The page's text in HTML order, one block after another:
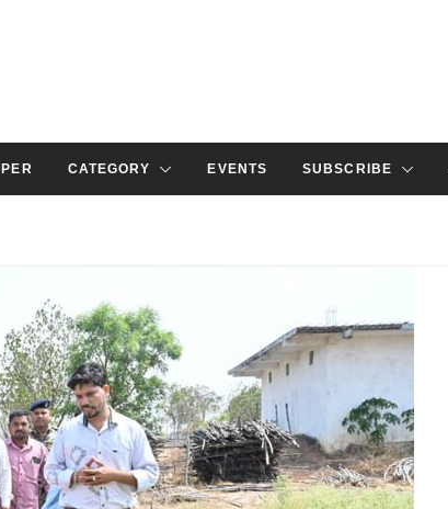
CATEGORY EVENTS SUBSCRIBE